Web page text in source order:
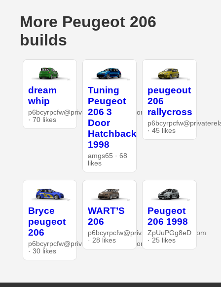
More Peugeot 206
builds
dream
whip
p6bcyrpcfw@privaterelay.appleid.com
· 70 likes
Tuning
Peugeot
206 3
Door
Hatchback
1998
amgs65 · 68
likes
peugeout
206
rallycross
· 45 likes
Bryce
peugeot
206
p6bcyrpcfw@privaterelay.appleid.com
· 30 likes
WART’S
206
p6bcyrpcfw@privaterelay.appleid.com
· 28 likes
Peugeot
206 1998
ZpUuPGg8eD
· 25 likes